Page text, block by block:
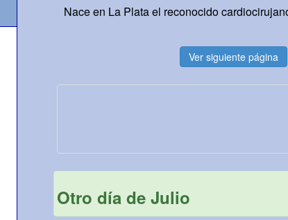
Nace en La Plata el reconocido
Ver siguiente página
Otro día de Julio